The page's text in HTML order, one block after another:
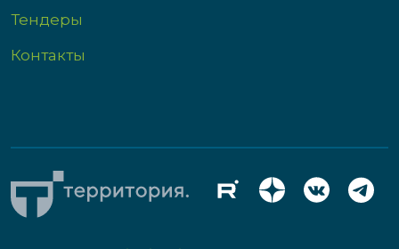
Тендеры
Контакты